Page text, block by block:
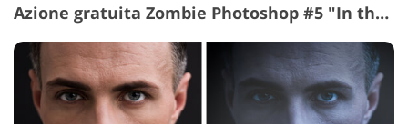
Azione gratuita Zombie Photoshop #5 "In the Shadows"